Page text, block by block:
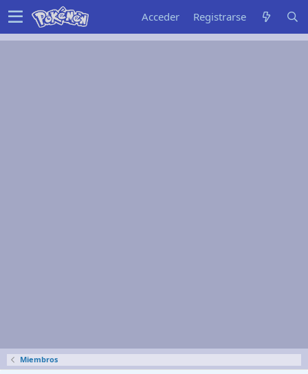
Acceder Registrarse
Miembros